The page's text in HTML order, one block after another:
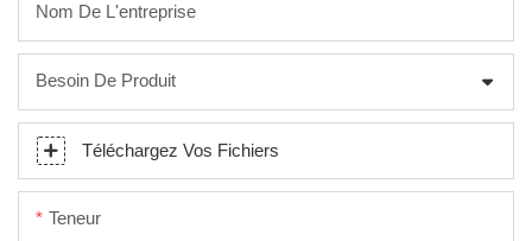
Nom De L'entreprise
Besoin De Produit
Téléchargez Vos Fichiers
Teneur